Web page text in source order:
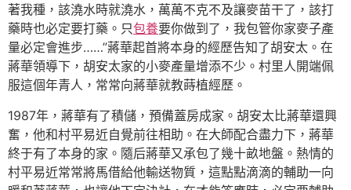
著我種，該澆水時就澆水，萬萬不克不及讓麥苗干了，該打
藥時也必定要打藥。只包養要你做到了，我包管你家麥子產
量必定會進步……”蔣華起首將本身的經歷告知了胡安太。在
蔣華領導下，胡安太家的小麥產量增添不少。村里人開端佩
服這個年青人，常常向蔣華就教蒔植經歷。
1987年，蔣華有了積儲，預備蓋房成家。胡安太比蔣華還興
奮，他和村平易近自覺前往相助。在大師配合盡力下，蔣華
終于有了本身的家。隨后蔣華又承包了幾十畝地盤。熱情的
村平易近常常將馬借給他輸送物質，這點點滴滴的輔助一向